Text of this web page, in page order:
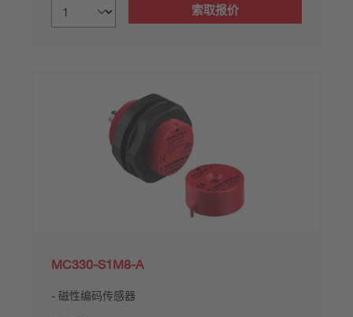
索取报价
MC330-S1M8-A
磁性编码传感器